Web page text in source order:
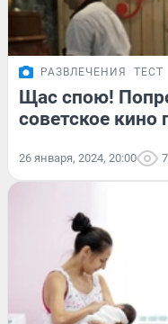
РАЗВЛЕЧЕНИЯ ТЕСТ
Щас спою!
советское кино
26 января, 2024, 20:00